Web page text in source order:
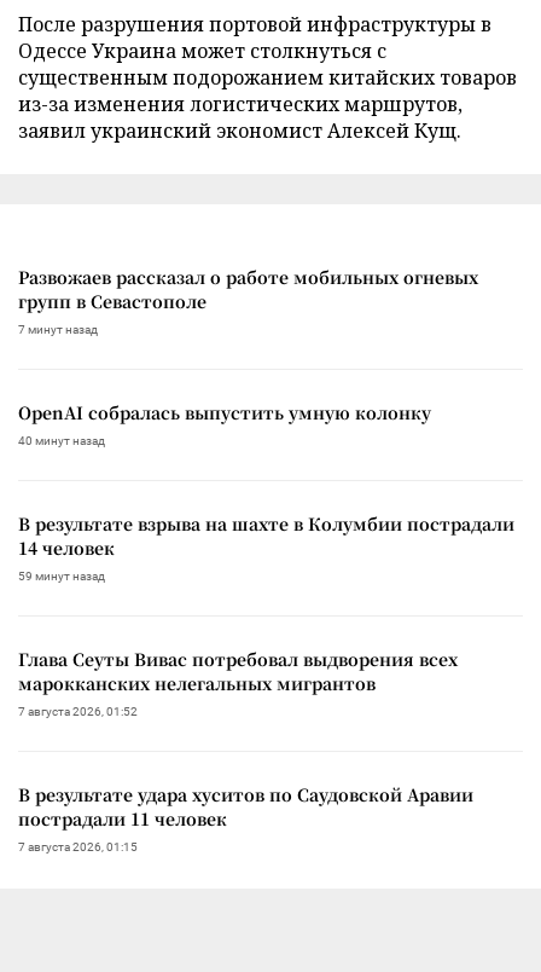
После разрушения портовой инфраструктуры в
Одессе Украина может столкнуться с
существенным подорожанием китайских товаров
из-за изменения логистических маршрутов,
заявил украинский экономист Алексей Кущ.
Развожаев рассказал о работе мобильных огневых
групп в Севастополе
7 минут назад
OpenAI собралась выпустить умную колонку
40 минут назад
В результате взрыва на шахте в Колумбии пострадали
14 человек
59 минут назад
Глава Сеуты Вивас потребовал выдворения всех
марокканских нелегальных мигрантов
7 августа 2026, 01:52
В результате удара хуситов по Саудовской Аравии
пострадали 11 человек
7 августа 2026, 01:15